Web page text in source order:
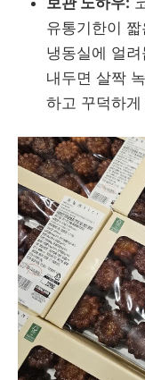
유통기한이
냉동실에 얼
내두면 살짝
하고 꾸덕하